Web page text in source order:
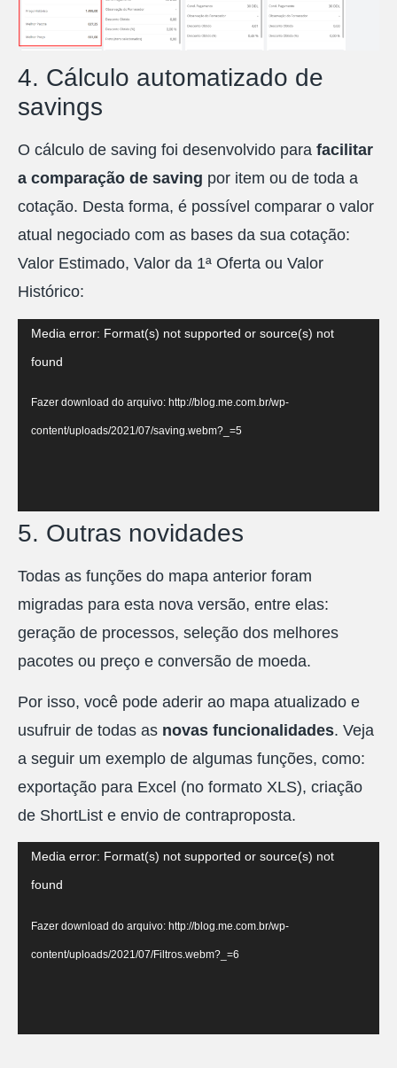
4. Cálculo automatizado de
savings
O cálculo de saving foi desenvolvido para facilitar
a comparação de saving por item ou de toda a
cotação. Desta forma, é possível comparar o valor
atual negociado com as bases da sua cotação:
Valor Estimado, Valor da 1ª Oferta ou Valor
Histórico:
Tocador
de
Media error: Format(s) not supported or source(s) not
found
Fazer download do arquivo: http://blog.me.com.br/wp-
content/uploads/2021/07/saving.webm?_=5
5. Outras novidades
Todas as funções do mapa anterior foram
migradas para esta nova versão, entre elas:
geração de processos, seleção dos melhores
pacotes ou preço e conversão de moeda.
Por isso, você pode aderir ao mapa atualizado e
usufruir de todas as novas funcionalidades. Veja
a seguir um exemplo de algumas funções, como:
exportação para Excel (no formato XLS), criação
de ShortList e envio de contraproposta.
Tocador
de
Media error: Format(s) not supported or source(s) not
found
Fazer download do arquivo: http://blog.me.com.br/wp-
content/uploads/2021/07/Filtros.webm?_=6